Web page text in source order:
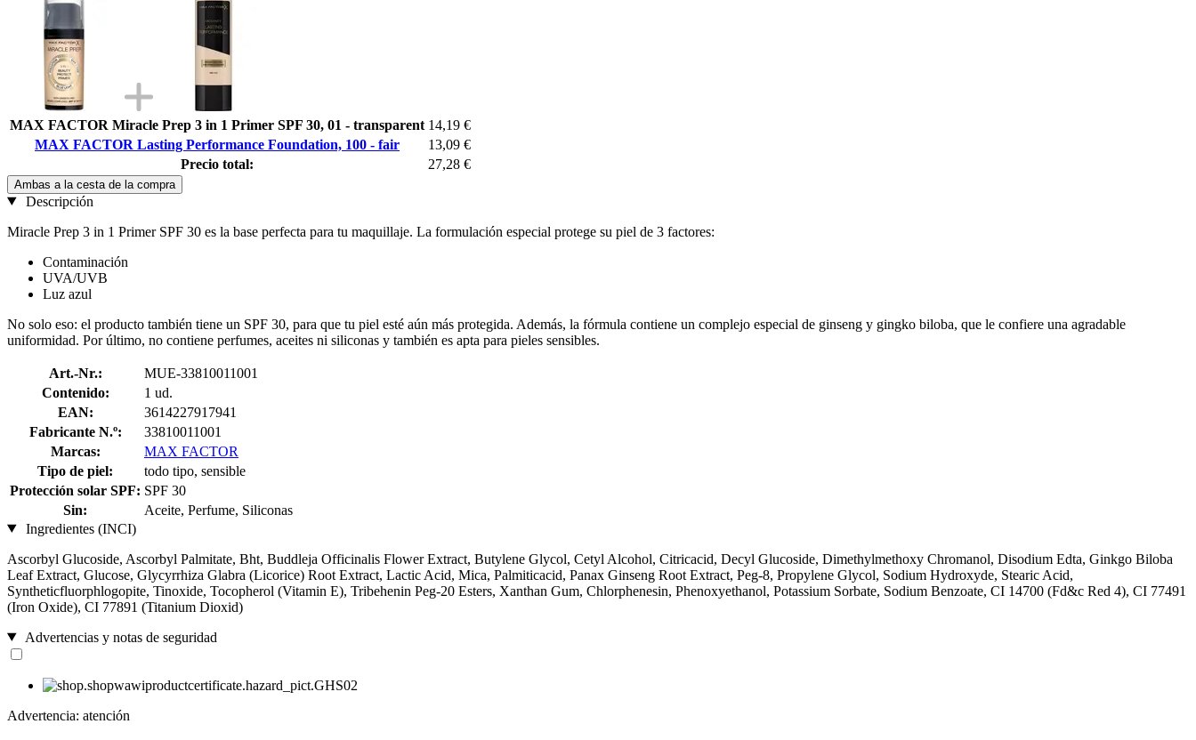
MAX FACTOR Miracle Prep 3 in 1 Primer SPF 30, 01 - transparent 14,19 €
MAX FACTOR Lasting Performance Foundation, 100 - fair
13,09 €
Precio total:
27,28 €
Ambas a la cesta de la compra
Descripción
Miracle Prep 3 in 1 Primer SPF 30 es la base perfecta para tu maquillaje. La formulación especial protege su piel de 3 factores:
Contaminación
UVA/UVB
Luz azul
No solo eso: el producto también tiene un SPF 30, para que tu piel esté aún más protegida. Además, la fórmula contiene un complejo especial de ginseng y gingko biloba, que le confiere una agradable
uniformidad. Por último, no contiene perfumes, aceites ni siliconas y también es apta para pieles sensibles.
Art.-Nr.:
MUE-33810011001
Contenido:
1 ud.
EAN:
3614227917941
Fabricante N.º:
33810011001
Marcas:
MAX FACTOR
Tipo de piel:
todo tipo, sensible
Protección solar SPF: SPF 30
Sin:
Aceite, Perfume, Siliconas
Ingredientes (INCI)
Ascorbyl Glucoside, Ascorbyl Palmitate, Bht, Buddleja Officinalis Flower Extract, Butylene Glycol, Cetyl Alcohol, Citricacid, Decyl Glucoside, Dimethylmethoxy Chromanol, Disodium Edta, Ginkgo Biloba
Leaf Extract, Glucose, Glycyrrhiza Glabra (Licorice) Root Extract, Lactic Acid, Mica, Palmiticacid, Panax Ginseng Root Extract, Peg-8, Propylene Glycol, Sodium Hydroxyde, Stearic Acid,
Syntheticfluorphlogopite, Tinoxide, Tocopherol (Vitamin E), Tribehenin Peg-20 Esters, Xanthan Gum, Chlorphenesin, Phenoxyethanol, Potassium Sorbate, Sodium Benzoate, CI 14700 (Fd&c Red 4), CI 77491
(Iron Oxide), CI 77891 (Titanium Dioxid)
Advertencias y notas de seguridad
Advertencia: atención